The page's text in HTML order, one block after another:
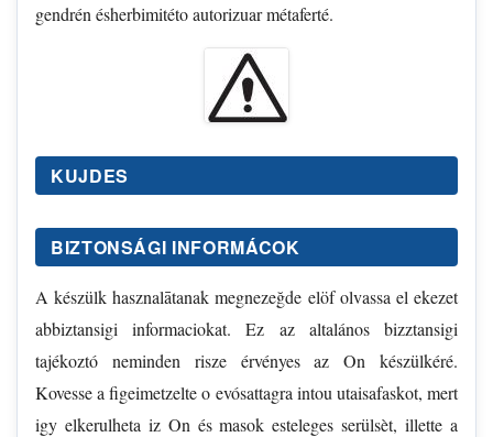
gendrén ésherbimitéto autorizuar métaferté.
KUJDES
BIZTONSÁGI INFORMÁCOK
A készülk hasznalātanak megnezeğde elöf olvassa el ekezet
abbiztansigi informaciokat. Ez az altalános bizztansigi
tajékoztó neminden risze érvényes az On készülkéré.
Kovesse a figeimetzelte o evósattagra intou utaisafaskot, mert
igy elkerulheta iz On és masok esteleges serülsèt, illette a